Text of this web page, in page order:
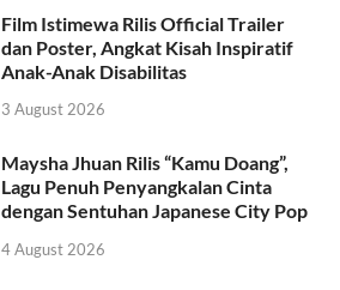
Film Istimewa Rilis Official Trailer
dan Poster, Angkat Kisah Inspiratif
Anak-Anak Disabilitas
3 August 2026
Maysha Jhuan Rilis “Kamu Doang”,
Lagu Penuh Penyangkalan Cinta
dengan Sentuhan Japanese City Pop
4 August 2026